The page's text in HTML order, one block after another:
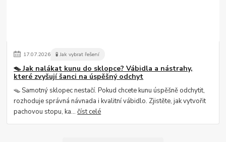
17.07.2026 🧪 Jak vybrat řešení
🪤 Jak nalákat kunu do sklopce? Vábidla a nástrahy,
které zvyšují šanci na úspěšný odchyt
🪤 Samotný sklopec nestačí. Pokud chcete kunu úspěšně odchytit,
rozhoduje správná návnada i kvalitní vábidlo. Zjistěte, jak vytvořit
pachovou stopu, ka...číst celé